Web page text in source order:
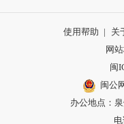
使用帮助 | 关
网
闽
闽公
办公地点：